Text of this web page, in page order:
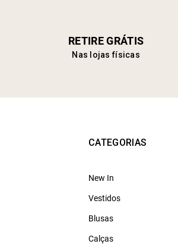
RETIRE GRÁTIS
Nas lojas físicas
CATEGORIAS
New In
Vestidos
Blusas
Calças